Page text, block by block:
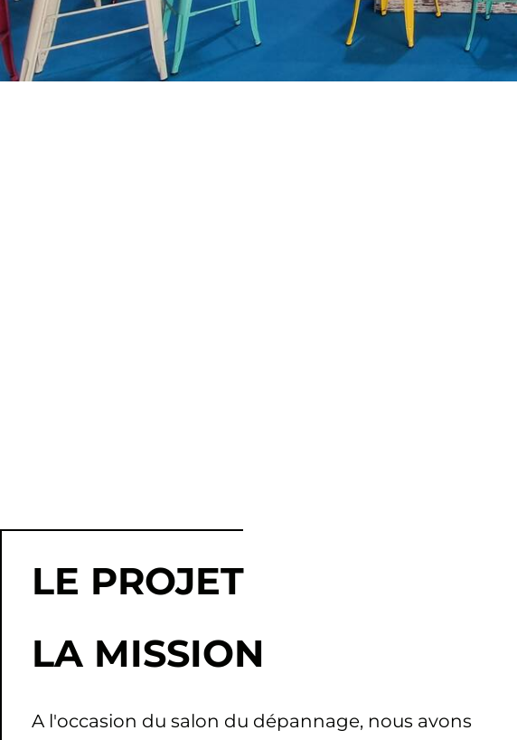
LE PROJET
LA MISSION
A l'occasion du salon du dépannage, nous avons